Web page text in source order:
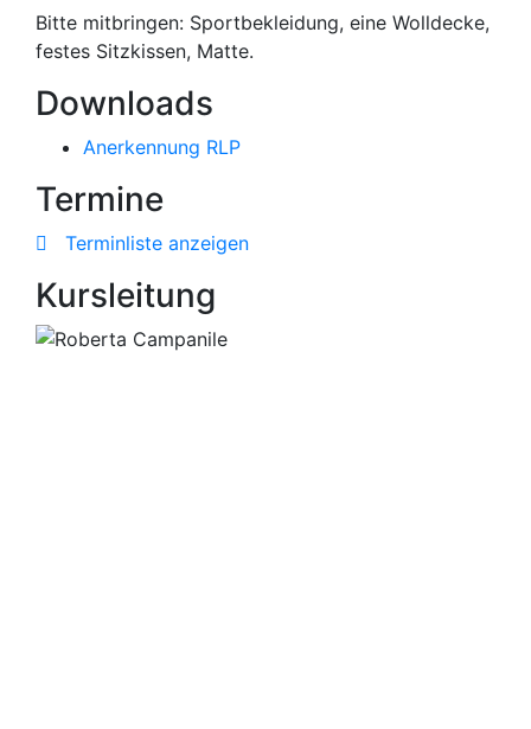
Bitte mitbringen: Sportbekleidung, eine Wolldecke,
festes Sitzkissen, Matte.
Downloads
Anerkennung RLP
Termine
Terminliste anzeigen
Kursleitung